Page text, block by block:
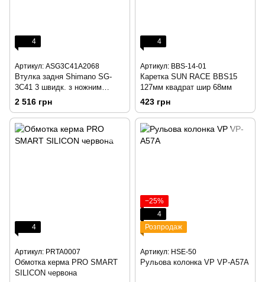
4
Артикул: ASG3C41A2068
Втулка задня Shimano SG-
3C41 3 швидк. з ножним
гальмоом Shimano, 36отв
(OLD 120мм) без SM-3C41,
срібл ОЕМ
2 516 грн
4
Артикул: BBS-14-01
Каретка SUN RACE BBS15
127мм квадрат шир 68мм
423 грн
4
Артикул: PRTA0007
Обмотка керма PRO SMART
SILICON червона
−25%
4
Розпродаж
Артикул: HSE-50
Рульова колонка VP VP-A57A